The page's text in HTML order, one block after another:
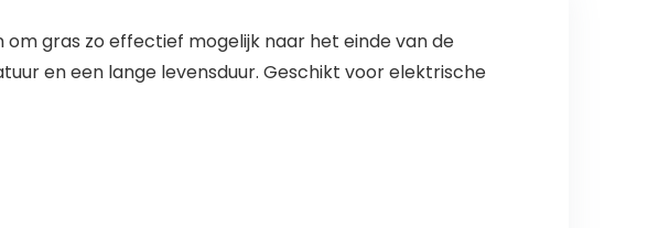
gras zo effectief mogelijk naar het einde van de
en een lange levensduur. Geschikt voor elektrische